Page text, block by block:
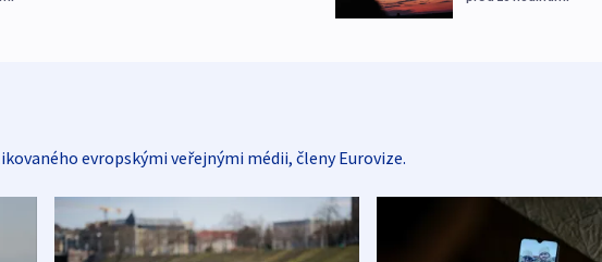
evropskými veřejnými médii, členy Eurovize.